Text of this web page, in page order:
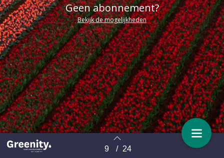
Terug naar overzicht 9 / 24
Geen abonnement?
Bekijk de mogelijkheden